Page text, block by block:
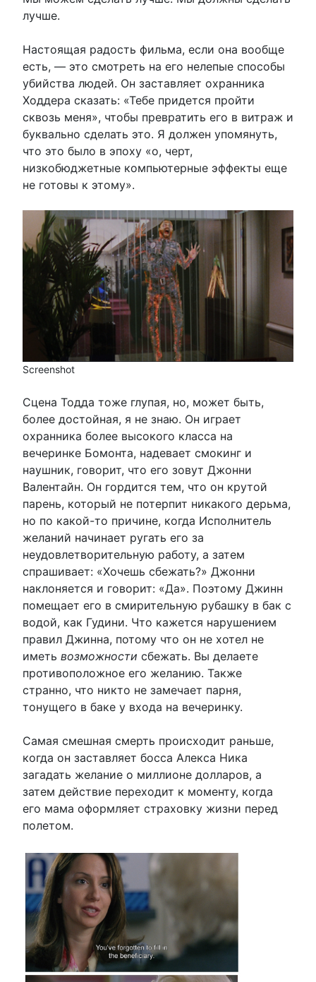
лучше.
Настоящая радость фильма, если она вообще
есть, — это смотреть на его нелепые способы
убийства людей. Он заставляет охранника
Ходдера сказать: «Тебе придется пройти
сквозь меня», чтобы превратить его в витраж и
буквально сделать это. Я должен упомянуть,
что это было в эпоху «о, черт,
низкобюджетные компьютерные эффекты еще
не готовы к этому».
Screenshot
Сцена Тодда тоже глупая, но, может быть,
более достойная, я не знаю. Он играет
охранника более высокого класса на
вечеринке Бомонта, надевает смокинг и
наушник, говорит, что его зовут Джонни
Валентайн. Он гордится тем, что он крутой
парень, который не потерпит никакого дерьма,
но по какой-то причине, когда Исполнитель
желаний начинает ругать его за
неудовлетворительную работу, а затем
спрашивает: «Хочешь сбежать?» Джонни
наклоняется и говорит: «Да». Поэтому Джинн
помещает его в смирительную рубашку в бак с
водой, как Гудини. Что кажется нарушением
правил Джинна, потому что он не хотел не
иметь возможности сбежать. Вы делаете
противоположное его желанию. Также
странно, что никто не замечает парня,
тонущего в баке у входа на вечеринку.
Самая смешная смерть происходит раньше,
когда он заставляет босса Алекса Ника
загадать желание о миллионе долларов, а
затем действие переходит к моменту, когда
его мама оформляет страховку жизни перед
полетом.